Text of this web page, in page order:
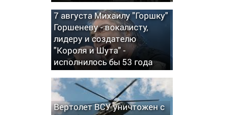
7 августа Михаилу "Горшку"
Горшеневу - вокалисту,
лидеру и создателю
"Короля и Шута" -
исполнилось бы 53 года
Вертолет ВСУ уничтожен с